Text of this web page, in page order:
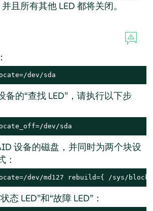
且所有其他 LED 都将关闭。
dev/sda
备的“查找 LED”，请执行以下步
dev/sda
设备的磁盘，并同时为两个块设
：
dev/md127 rebuild={ /sys/
态 LED”和“故障 LED”：